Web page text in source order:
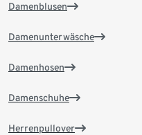
Damenblusen
Damenunterwäsche
Damenhosen
Damenschuhe
Herrenpullover